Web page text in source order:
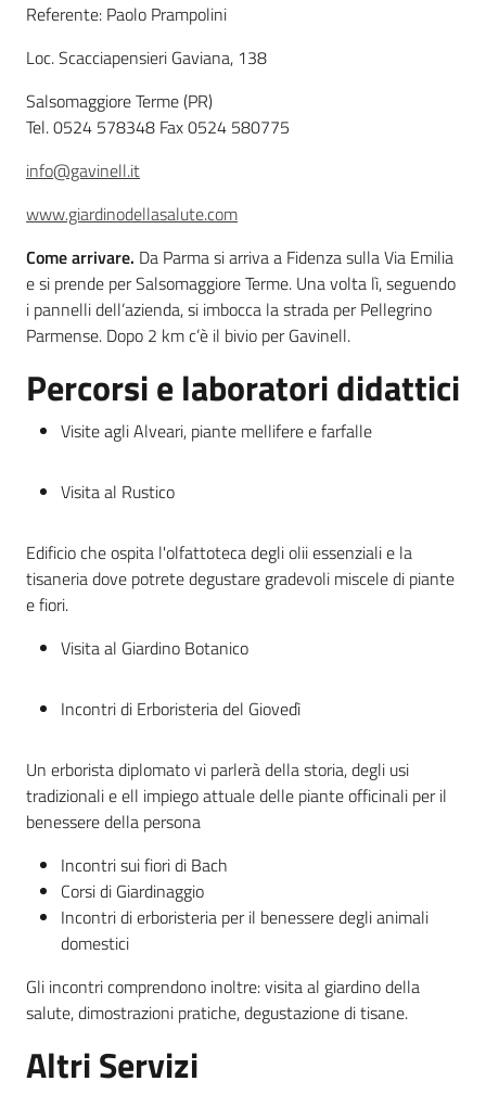
Leggi atti bandi
Piani programmi
progetti
Referente: Paolo Prampolini
Loc. Scacciapensieri Gaviana, 138
Salsomaggiore Terme (PR)
Tel. 0524 578348 Fax 0524 580775
info@gavinell.it
www.giardinodellasalute.com
Come arrivare. Da Parma si arriva a Fidenza sulla Via Emilia
e si prende per Salsomaggiore Terme. Una volta lì, seguendo
i pannelli dell’azienda, si imbocca la strada per Pellegrino
Parmense. Dopo 2 km c’è il bivio per Gavinell.
Percorsi e laboratori didattici
Visite agli Alveari, piante mellifere e farfalle
Visita al Rustico
Edificio che ospita l'olfattoteca degli olii essenziali e la
tisaneria dove potrete degustare gradevoli miscele di piante
e fiori.
Visita al Giardino Botanico
Incontri di Erboristeria del Giovedì
Un erborista diplomato vi parlerà della storia, degli usi
tradizionali e ell impiego attuale delle piante officinali per il
benessere della persona
Incontri sui fiori di Bach
Corsi di Giardinaggio
Incontri di erboristeria per il benessere degli animali
domestici
Gli incontri comprendono inoltre: visita al giardino della
salute, dimostrazioni pratiche, degustazione di tisane.
Altri Servizi